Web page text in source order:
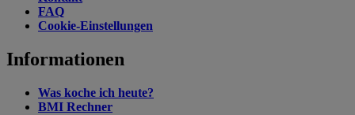
FAQ
Cookie-Einstellungen
Informationen
Was koche ich heute?
BMI Rechner